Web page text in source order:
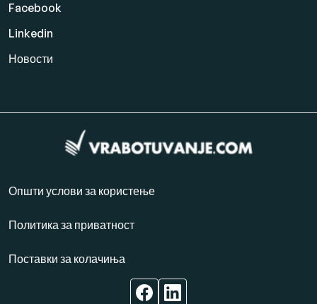
Facebook
Linkedin
Новости
Општи услови за користење
Политика за приватност
Поставки за колачиња